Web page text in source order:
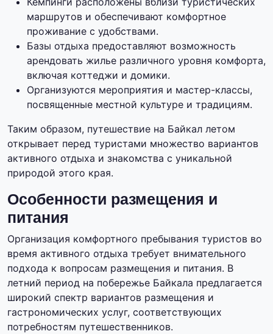
маршрутов и обеспечивают комфортное
проживание с удобствами.
Базы отдыха предоставляют возможность
арендовать жилье различного уровня комфорта,
включая коттеджи и домики.
Организуются мероприятия и мастер-классы,
посвященные местной культуре и традициям.
Таким образом, путешествие на Байкал летом
открывает перед туристами множество вариантов
активного отдыха и знакомства с уникальной
природой этого края.
Особенности размещения и
питания
Организация комфортного пребывания туристов во
время активного отдыха требует внимательного
подхода к вопросам размещения и питания. В
летний период на побережье Байкала предлагается
широкий спектр вариантов размещения и
гастрономических услуг, соответствующих
потребностям путешественников.